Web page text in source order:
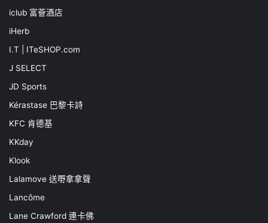
iclub 富薈酒店
iHerb
I.T | ITeSHOP.com
J SELECT
JD Sports
Kérastase 巴黎卡詩
KFC 肯德基
KKday
Klook
Lalamove 送嘢拿拿聲
Lancôme
Lane Crawford 連卡佛